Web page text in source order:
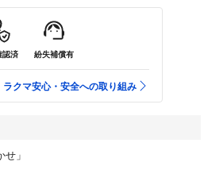
認済 紛失補償有
ラクマ安心・安全への取り組み
」